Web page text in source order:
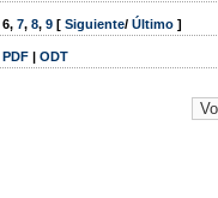
6, 7, 8, 9 [ Siguiente/ Último ]
PDF | ODT